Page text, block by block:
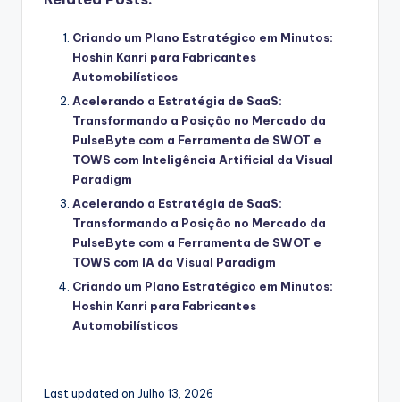
Criando um Plano Estratégico em Minutos:
Hoshin Kanri para Fabricantes
Automobilísticos
Acelerando a Estratégia de SaaS:
Transformando a Posição no Mercado da
PulseByte com a Ferramenta de SWOT e
TOWS com Inteligência Artificial da Visual
Paradigm
Acelerando a Estratégia de SaaS:
Transformando a Posição no Mercado da
PulseByte com a Ferramenta de SWOT e
TOWS com IA da Visual Paradigm
Criando um Plano Estratégico em Minutos:
Hoshin Kanri para Fabricantes
Automobilísticos
Last updated on Julho 13, 2026